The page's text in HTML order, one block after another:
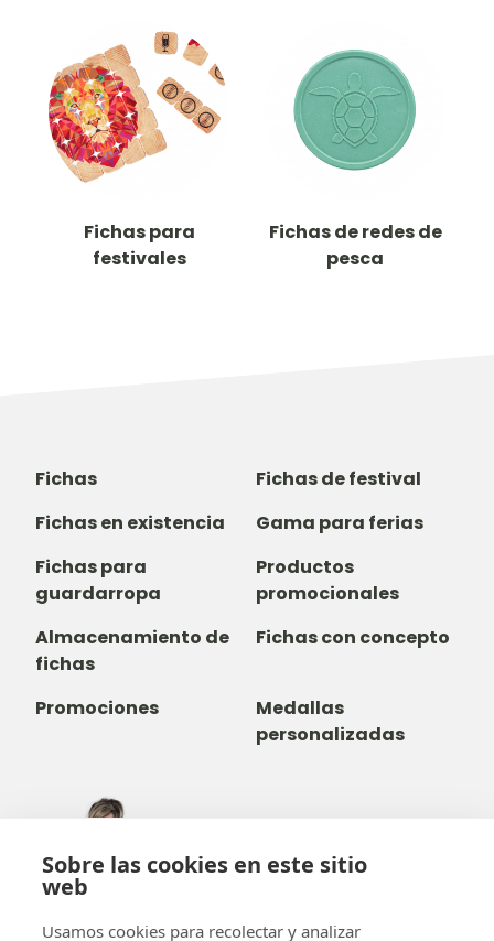
Sobre las cookies en este sitio
web
Usamos cookies para recolectar y analizar
Fichas para
festivales
Fichas de redes de
pesca
Fichas
Fichas de festival
Fichas en existencia
Gama para ferias
Fichas para
guardarropa
Productos
promocionales
Almacenamiento de
fichas
Fichas con concepto
Promociones
Medallas
personalizadas
800-842-9551 (LLAMADA GRATUITA)